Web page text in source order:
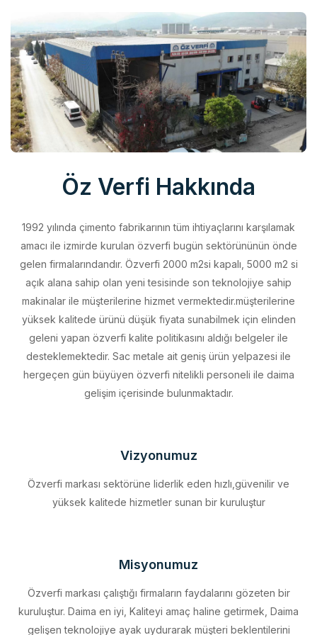
Öz Verfi Hakkında
1992 yılında çimento fabrikarının tüm ihtiyaçlarını karşılamak
gelen firmalarındandır. Özverfi 2000 m2si kapalı, 5000 m2 si
açık alana sahip olan yeni tesisinde son teknolojiye sahip
makinalar ile müşterilerine hizmet vermektedir.müşterilerine
yüksek kalitede ürünü düşük fiyata sunabilmek için elinden
geleni yapan özverfi kalite politikasını aldığı belgeler ile
desteklemektedir. Sac metale ait geniş ürün yelpazesi ile
hergeçen gün büyüyen özverfi nitelikli personeli ile daima
gelişim içerisinde bulunmaktadır.
Özverfi markası sektörüne liderlik eden hızlı,güvenilir ve
Özverfi markası çalıştığı firmaların faydalarını gözeten bir
gelişen teknolojiye ayak uydurarak müşteri beklentilerini
eksiksiz karşılamak, Sürdürülebilir kalkınmayı firma profili haline